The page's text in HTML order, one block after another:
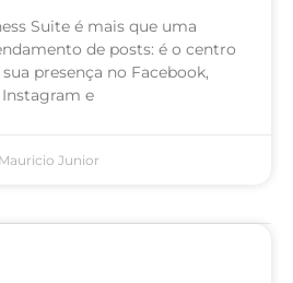
Suite é mais que uma
de posts: é o centro
presença no Facebook,
Instagram e
Mauricio Junior